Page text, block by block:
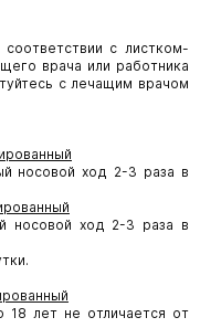
с листком-
врача или работника
с лечащим врачом
носовой ход 2-3 раза в
носовой ход 2-3 раза в
лет не отличается от